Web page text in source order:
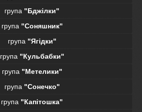
група "Бджілки"
група "Соняшник"
група "Ягідки"
група "Кульбабки"
група "Метелики"
група "Сонечко"
група "Капітошка"